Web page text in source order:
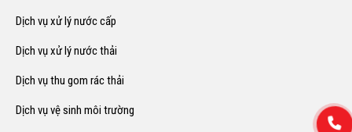
Dịch vụ xử lý nước cấp
Dịch vụ xử lý nước thải
Dịch vụ thu gom rác thải
Dịch vụ vệ sinh môi trường